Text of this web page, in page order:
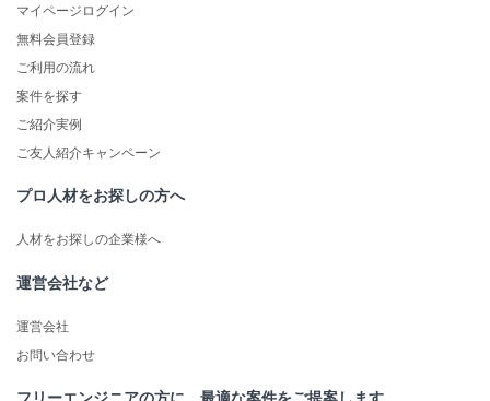
マイページログイン
無料会員登録
ご利用の流れ
案件を探す
ご紹介実例
ご友人紹介キャンペーン
プロ人材をお探しの方へ
人材をお探しの企業様へ
運営会社など
運営会社
お問い合わせ